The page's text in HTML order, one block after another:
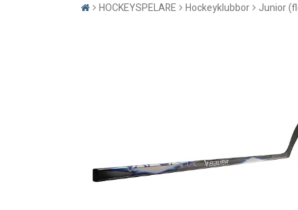
HOCKEYSPELARE Hockeyklubbor Junior